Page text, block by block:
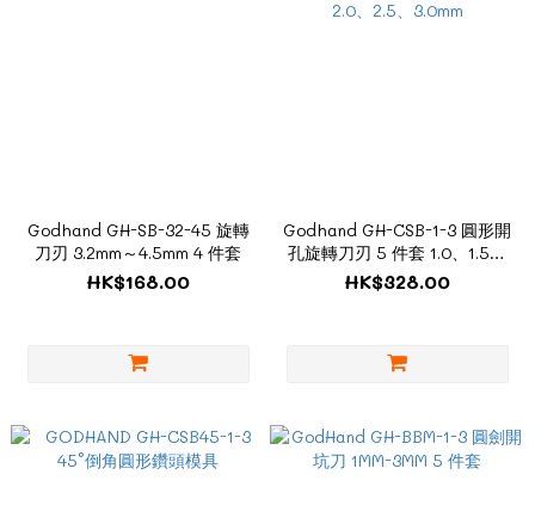
Godhand GH-SB-32-45 旋轉
刀刃 3.2mm～4.5mm 4 件套
HK$168.00
Godhand GH-CSB-1-3 圓形開
孔旋轉刀刃 5 件套 1.0、1.5、
2.0、2.5、3.0mm
HK$328.00